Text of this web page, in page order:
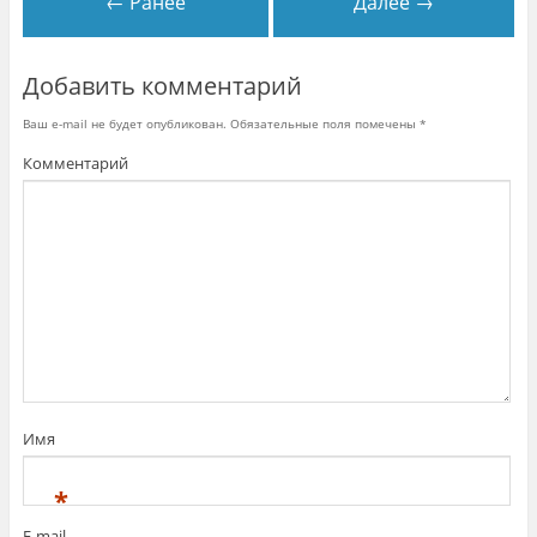
Добавить комментарий
Ваш e-mail не будет опубликован. Обязательные поля помечены *
Комментарий
Имя
*